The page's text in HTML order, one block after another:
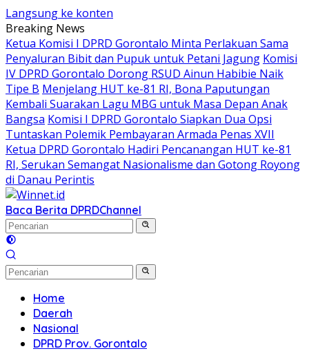
Langsung ke konten
Breaking News
Ketua Komisi I DPRD Gorontalo Minta Perlakuan Sama
Penyaluran Bibit dan Pupuk untuk Petani Jagung Komisi
IV DPRD Gorontalo Dorong RSUD Ainun Habibie Naik
Tipe B Menjelang HUT ke-81 RI, Bona Paputungan
Kembali Suarakan Lagu MBG untuk Masa Depan Anak
Bangsa Komisi I DPRD Gorontalo Siapkan Dua Opsi
Tuntaskan Polemik Pembayaran Armada Penas XVII
Ketua DPRD Gorontalo Hadiri Pencanangan HUT ke-81
RI, Serukan Semangat Nasionalisme dan Gotong Royong
di Danau Perintis
Baca Berita DPRDChannel
Home
Daerah
Nasional
DPRD Prov. Gorontalo